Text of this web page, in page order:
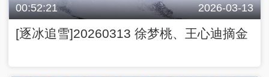
00:52:21 2026-03-13
[逐冰追雪]20260313 徐梦桃、王心迪摘金